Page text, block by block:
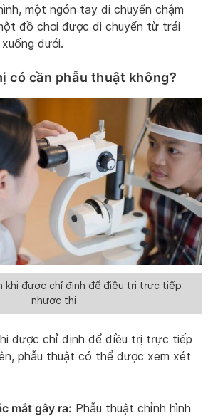
một ngón tay di chuyển chậm
đồ chơi được di chuyển từ trái
dưới.
có cần phẫu thuật không?
khi được chỉ định để điều trị trực tiếp
nhược thị
được chỉ định để điều trị trực tiếp
phẫu thuật có thể được xem xét
mắt gây ra: Phẫu thuật chỉnh hình